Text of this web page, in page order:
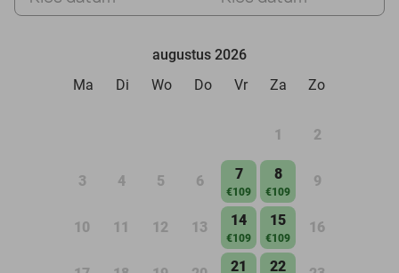
augustus 2026
Ma
Di Wo Do Vr Za Zo
1 2
3 4 5 6 7
€109
8
€109
9
10 11 12 13 14
€109
15
€109
16
21 22